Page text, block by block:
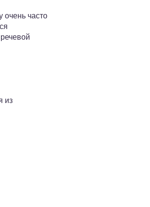
очень часто
из